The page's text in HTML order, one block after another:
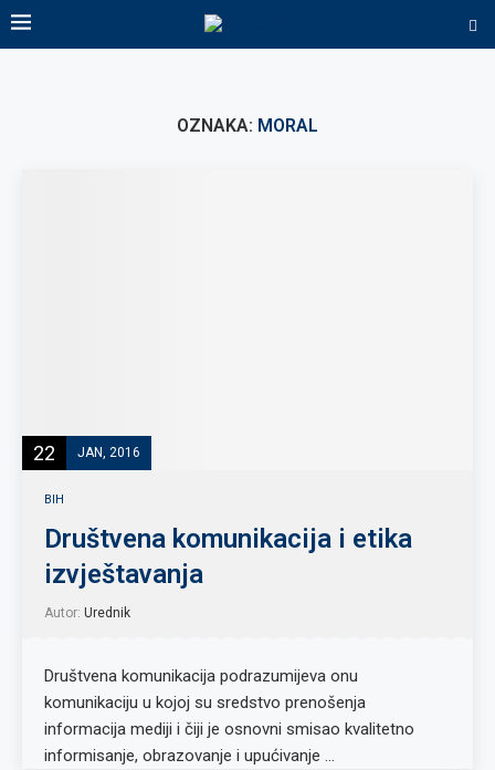
OZNAKA: MORAL
22 JAN, 2016
BIH
Društvena komunikacija i etika
izvještavanja
Autor: Urednik
Društvena komunikacija podrazumijeva onu
komunikaciju u kojoj su sredstvo prenošenja
informacija mediji i čiji je osnovni smisao kvalitetno
informisanje, obrazovanje i upućivanje …